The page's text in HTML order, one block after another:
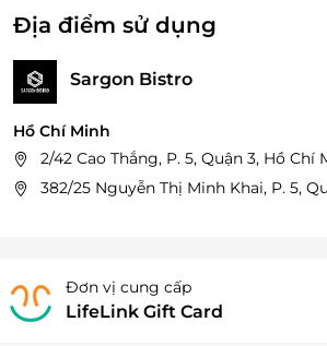
Địa điểm sử dụng
Sargon Bistro
Hồ Chí Minh
2/42 Cao Thắng, P. 5, Quận 3, Hồ Chí
382/25 Nguyễn Thị Minh Khai, P. 5,
Đơn vị cung cấp
LifeLink Gift Card